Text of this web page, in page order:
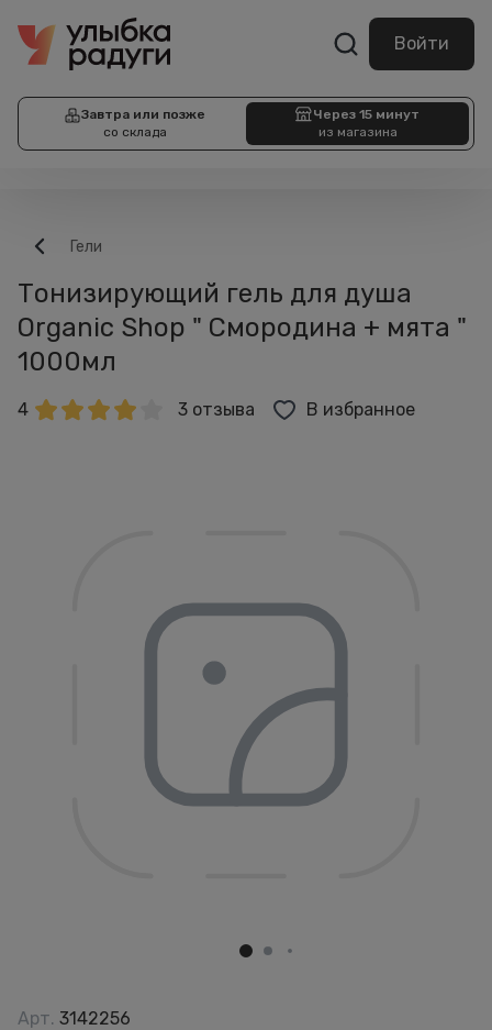
Войти
Завтра или позже
со склада
Через 15 минут
из магазина
Гели
Тонизирующий гель для душа
Organic Shop " Смородина + мята "
1000мл
4 3 отзыва В избранное
Арт. 3142256